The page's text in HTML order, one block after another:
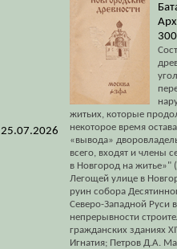
25.07.2026
житьих, которые
некоторое время
«вывода»
всего, входят и члены
в Новгород на житье»"
Легощей улице в
руин собора
Северо-Западной Руси
непрерывности
гражданских зданиях
Игнатия; Петров Д.А.